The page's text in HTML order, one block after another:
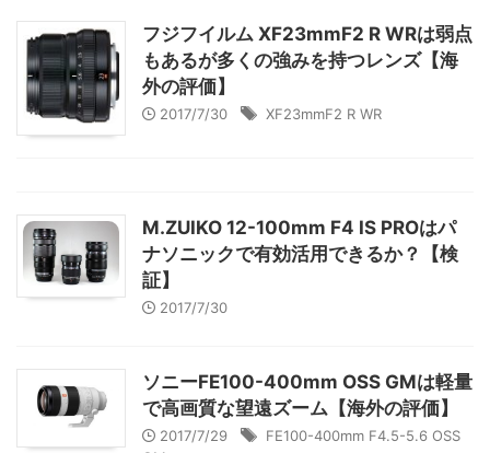
フジフイルム XF23mmF2 R WRは弱点
もあるが多くの強みを持つレンズ【海
外の評価】
2017/7/30 XF23mmF2 R WR
M.ZUIKO 12-100mm F4 IS PROはパ
ナソニックで有効活用できるか？【検
証】
2017/7/30
ソニーFE100-400mm OSS GMは軽量
で高画質な望遠ズーム【海外の評価】
2017/7/29
FE100-400mm F4.5-5.6 OSS